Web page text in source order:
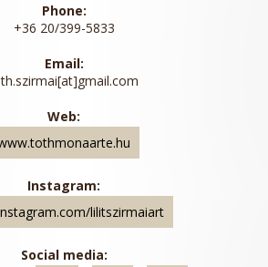
Phone:
+36 20/399-5833
Email:
Web:
Instagram:
lilitszirmaiart
Social media: